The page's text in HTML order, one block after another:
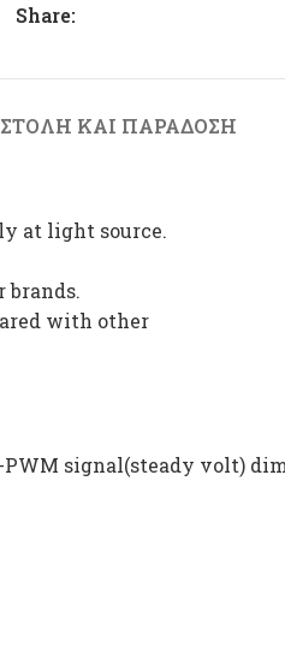
Share:
ΚΑΙ ΠΑΡΆΔΟΣΗ
at light source.
brands.
with other
PWM signal(steady volt)